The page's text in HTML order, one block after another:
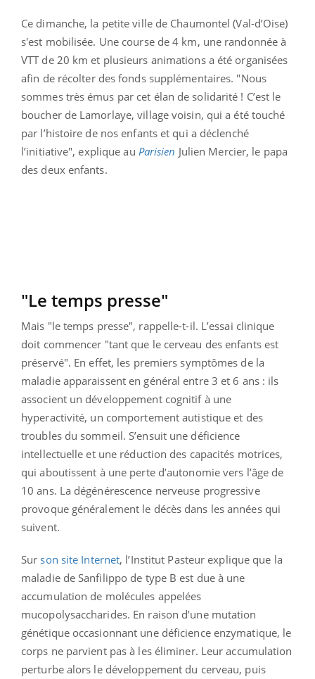
Ce dimanche, la petite ville de Chaumontel (Val-d’Oise)
s'est mobilisée. Une course de 4 km, une randonnée à
VTT de 20 km et plusieurs animations a été organisées
afin de récolter des fonds supplémentaires. "Nous
sommes très émus par cet élan de solidarité ! C’est le
boucher de Lamorlaye, village voisin, qui a été touché
par l’histoire de nos enfants et qui a déclenché
l’initiative", explique au Parisien Julien Mercier, le papa
des deux enfants.
"Le temps presse"
Mais "le temps presse", rappelle-t-il. L’essai clinique
doit commencer "tant que le cerveau des enfants est
préservé". En effet, les premiers symptômes de la
maladie apparaissent en général entre 3 et 6 ans : ils
associent un développement cognitif à une
hyperactivité, un comportement autistique et des
troubles du sommeil. S’ensuit une déficience
intellectuelle et une réduction des capacités motrices,
qui aboutissent à une perte d’autonomie vers l’âge de
10 ans. La dégénérescence nerveuse progressive
provoque généralement le décès dans les années qui
suivent.
Sur son site Internet, l’Institut Pasteur explique que la
maladie de Sanfilippo de type B est due à une
accumulation de molécules appelées
mucopolysaccharides. En raison d’une mutation
génétique occasionnant une déficience enzymatique, le
corps ne parvient pas à les éliminer. Leur accumulation
perturbe alors le développement du cerveau, puis